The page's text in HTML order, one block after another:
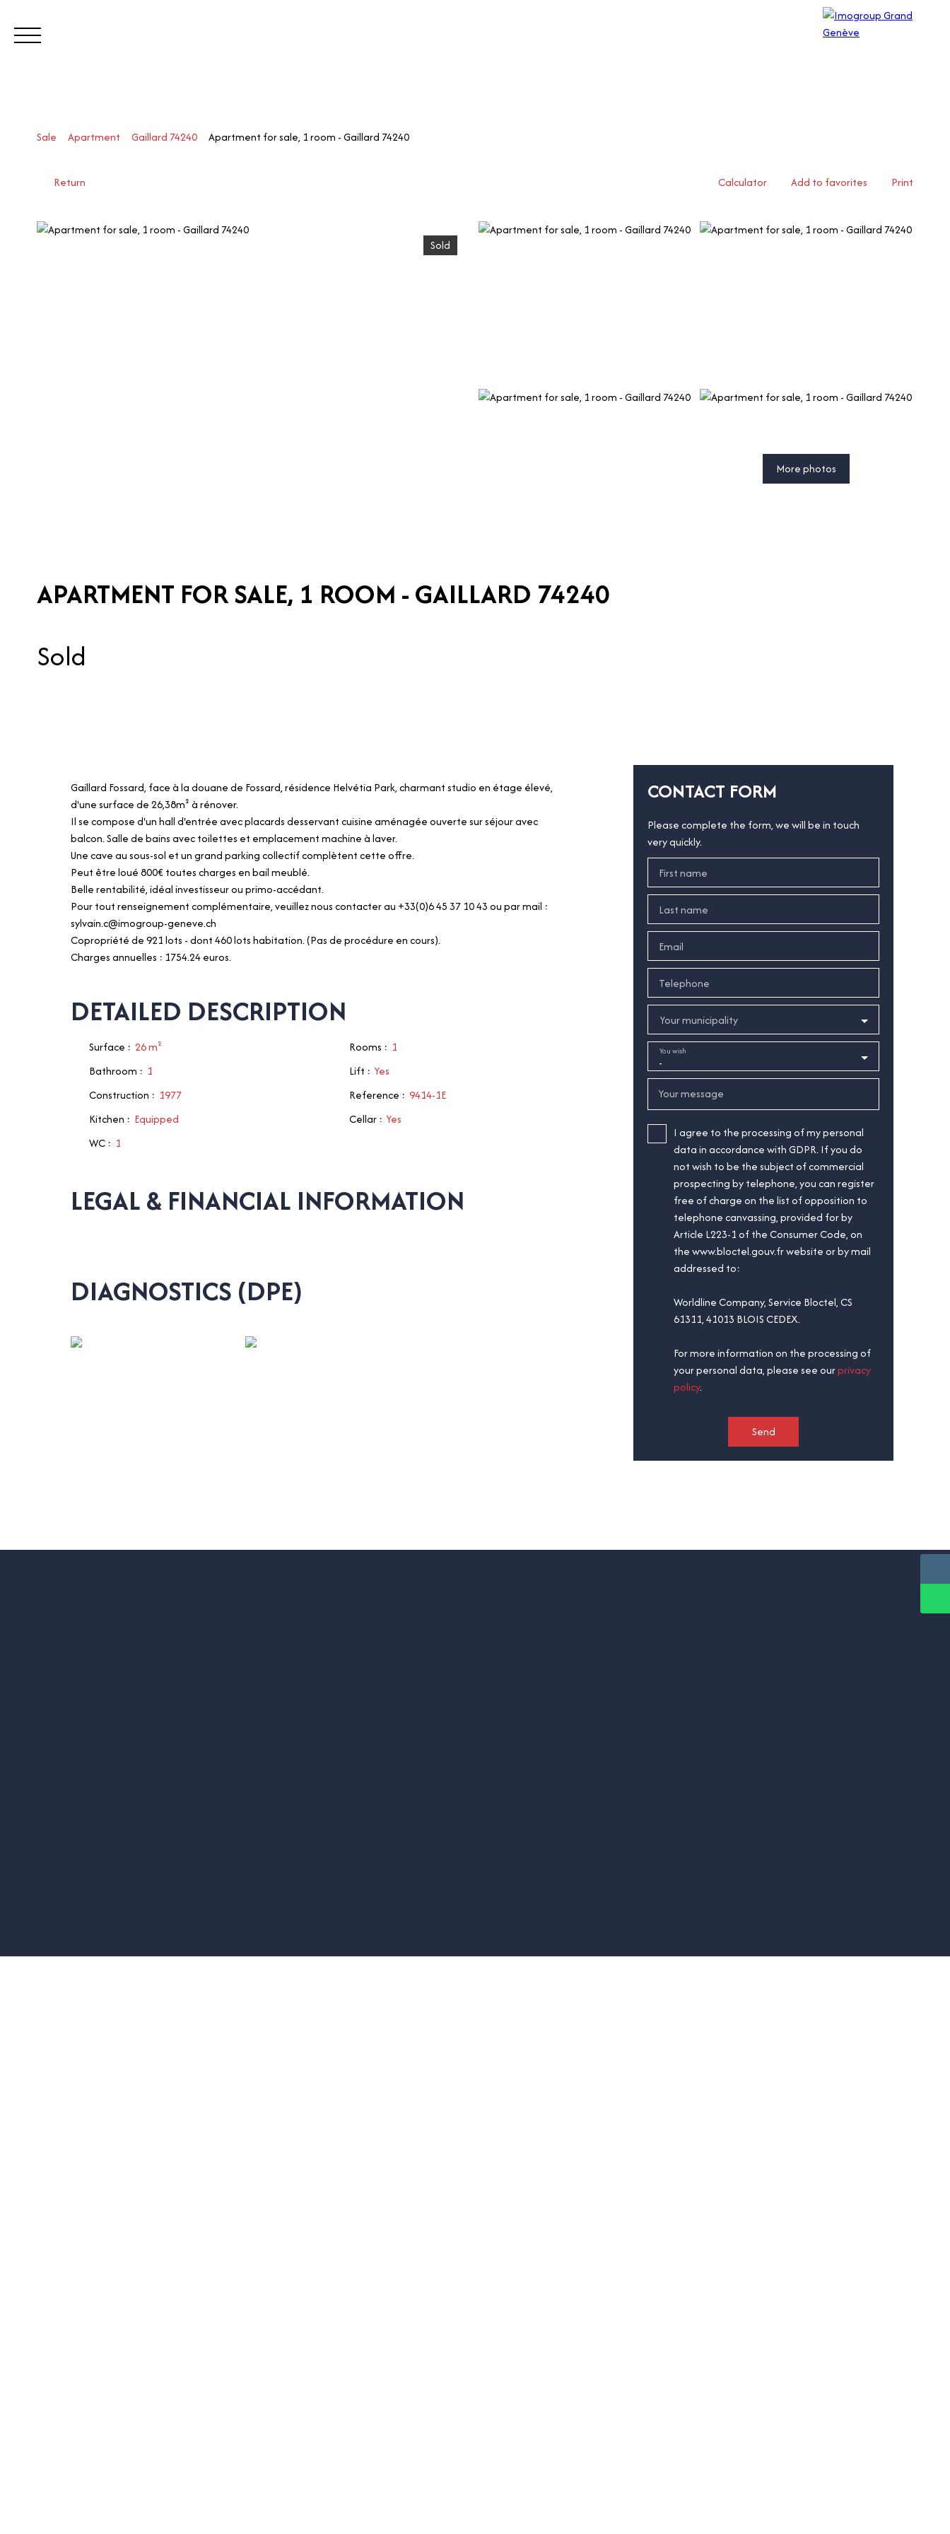
Sale Apartment Gaillard 74240 Apartment for sale, 1 room - Gaillard 74240
Return Calculator Add to favorites Print
Sold
More photos
APARTMENT FOR SALE, 1 ROOM - GAILLARD 74240
Sold
Gaillard Fossard, face à la douane de Fossard, résidence Helvétia Park, charmant studio en étage élevé,
d'une surface de 26,38m² à rénover.
Il se compose d'un hall d'entrée avec placards desservant cuisine aménagée ouverte sur séjour avec
balcon. Salle de bains avec toilettes et emplacement machine à laver.
Une cave au sous-sol et un grand parking collectif complètent cette offre.
Peut être loué 800€ toutes charges en bail meublé.
Belle rentabilité, idéal investisseur ou primo-accédant.
Pour tout renseignement complémentaire, veuillez nous contacter au +33(0)6 45 37 10 43 ou par mail :
sylvain.c@imogroup-geneve.ch
Copropriété de 921 lots - dont 460 lots habitation. (Pas de procédure en cours).
Charges annuelles : 1754.24 euros.
DETAILED DESCRIPTION
Surface : 26m² Rooms : 1
Bathroom : 1 Lift : Yes
Construction : 1977 Reference : 9414-1E
Kitchen : Equipped Cellar: Yes
WC: 1
LEGAL & FINANCIAL INFORMATION
DIAGNOSTICS (DPE)
CONTACT FORM
Please complete the form, we will be in touch
very quickly.
First name
Last name
Email
Telephone
Your municipality
-
You wish
Your message
I agree to the processing of my personal
data in accordance with GDPR. If you do
not wish to be the subject of commercial
prospecting by telephone, you can register
free of charge on the list of opposition to
telephone canvassing, provided for by
Article L223-1 of the Consumer Code, on
the www.bloctel.gouv.fr website or by mail
addressed to:
Worldline Company, Service Bloctel, CS
61311, 41013 BLOIS CEDEX.
For more information on the processing of
your personal data, please see ourprivacy
policy.
Send